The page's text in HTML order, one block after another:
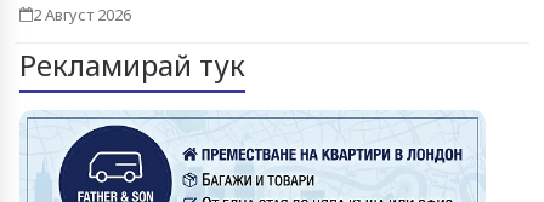
2 Август 2026
Рекламирай тук